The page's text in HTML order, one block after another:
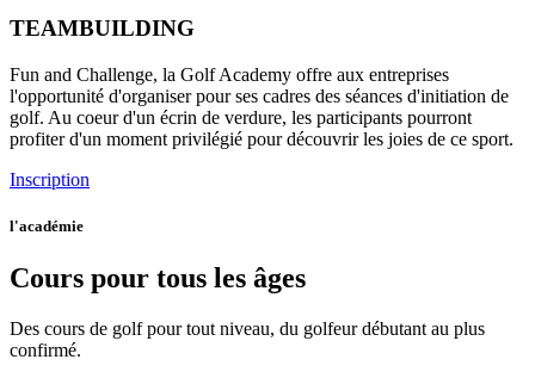
TEAMBUILDING
Fun and Challenge, la Golf Academy offre aux entreprises
l'opportunité d'organiser pour ses cadres des séances d'initiation de
golf. Au coeur d'un écrin de verdure, les participants pourront
profiter d'un moment privilégié pour découvrir les joies de ce sport.
Inscription
l'académie
Cours pour tous les âges
Des cours de golf pour tout niveau, du golfeur débutant au plus
confirmé.